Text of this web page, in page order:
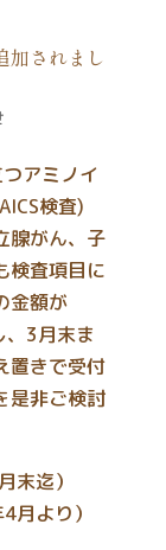
加されまし
アミノイ
検査)
腺がん、子
検査項目に
金額が
3月末ま
置きで受付
是非ご検討
末迄）
より）